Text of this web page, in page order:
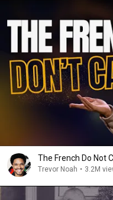
The French Do Not
Trevor Noah • 3.2M